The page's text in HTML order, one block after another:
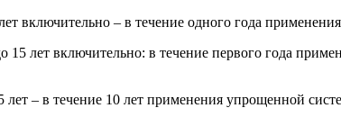
включительно – в течение одного года
15 лет включительно: в течение первого года
– в течение 10 лет применения упрощенной